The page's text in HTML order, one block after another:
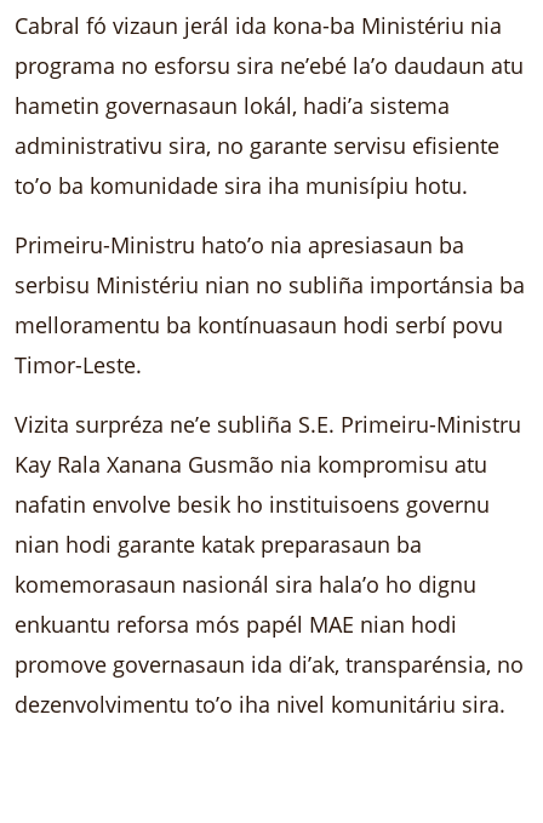
Cabral fó vizaun jerál ida kona-ba Ministériu nia
programa no esforsu sira ne’ebé la’o daudaun atu
hametin governasaun lokál, hadi’a sistema
administrativu sira, no garante servisu efisiente
to’o ba komunidade sira iha munisípiu hotu.
Primeiru-Ministru hato’o nia apresiasaun ba
serbisu Ministériu nian no subliña importánsia ba
melloramentu ba kontínuasaun hodi serbí povu
Timor-Leste.
Vizita surpréza ne’e subliña S.E. Primeiru-Ministru
Kay Rala Xanana Gusmão nia kompromisu atu
nafatin envolve besik ho instituisoens governu
nian hodi garante katak preparasaun ba
komemorasaun nasionál sira hala’o ho dignu
enkuantu reforsa mós papél MAE nian hodi
promove governasaun ida di’ak, transparénsia, no
dezenvolvimentu to’o iha nivel komunitáriu sira.